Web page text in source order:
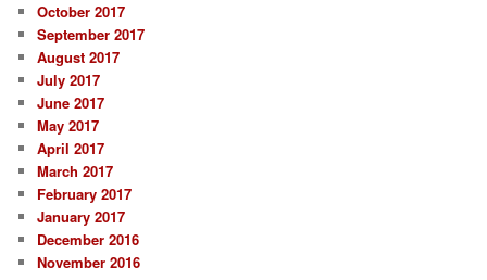
October 2017
September 2017
August 2017
July 2017
June 2017
May 2017
April 2017
March 2017
February 2017
January 2017
December 2016
November 2016